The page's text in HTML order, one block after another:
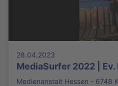
28.04.2023
MediaSurfer 2022 |
Medienanstalt Hessen - 6748